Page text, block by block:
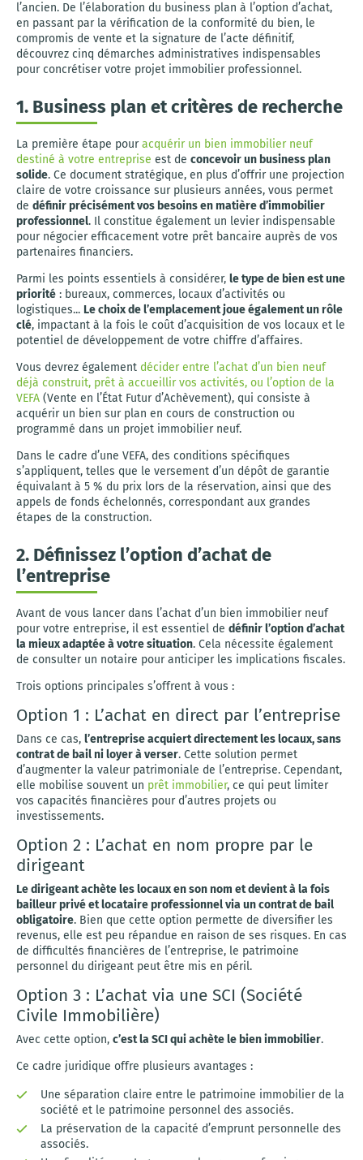
l’ancien. De l’élaboration du business plan à l’option d’achat,
en passant par la vérification de la conformité du bien, le
compromis de vente et la signature de l’acte définitif,
découvrez cinq démarches administratives indispensables
pour concrétiser votre projet immobilier professionnel.
1. Business plan et critères de recherche
La première étape pouracquérir un bien immobilier neuf
destiné à votre entreprise est de concevoir un business plan
solide. Ce document stratégique, en plus d’offrir une projection
claire de votre croissance sur plusieurs années, vous permet
de définir précisément vos besoins en matière d’immobilier
professionnel. Il constitue également un levier indispensable
pour négocier efficacement votre prêt bancaire auprès de vos
partenaires financiers.
Parmi les points essentiels à considérer, le type de bien est une
priorité : bureaux, commerces, locaux d’activités ou
logistiques... Le choix de l’emplacement joue également un rôle
clé, impactant à la fois le coût d’acquisition de vos locaux et le
potentiel de développement de votre chiffre d’affaires.
Vous devrez également décider entre l’achat d’un bien neuf
déjà construit, prêt à accueillir vos activités, ou l’option de la
VEFA (Vente en l’État Futur d’Achèvement), qui consiste à
acquérir un bien sur plan en cours de construction ou
programmé dans un projet immobilier neuf.
Dans le cadre d’une VEFA, des conditions spécifiques
s’appliquent, telles que le versement d’un dépôt de garantie
équivalant à 5 % du prix lors de la réservation, ainsi que des
appels de fonds échelonnés, correspondant aux grandes
étapes de la construction.
2. Définissez l’option d’achat de
l’entreprise
Avant de vous lancer dans l’achat d’un bien immobilier neuf
pour votre entreprise, il est essentiel de définir l’option d’achat
la mieux adaptée à votre situation. Cela nécessite également
de consulter un notaire pour anticiper les implications fiscales.
Trois options principales s’offrent à vous :
Option 1 : L’achat en direct par l’entreprise
Dans ce cas, l’entreprise acquiert directement les locaux, sans
contrat de bail ni loyer à verser. Cette solution permet
d’augmenter la valeur patrimoniale de l’entreprise. Cependant,
elle mobilise souvent un prêt immobilier, ce qui peut limiter
vos capacités financières pour d’autres projets ou
investissements.
Option 2 : L’achat en nom propre par le
dirigeant
Le dirigeant achète les locaux en son nom et devient à la fois
bailleur privé et locataire professionnel via un contrat de bail
obligatoire. Bien que cette option permette de diversifier les
revenus, elle est peu répandue en raison de ses risques. En cas
de difficultés financières de l’entreprise, le patrimoine
personnel du dirigeant peut être mis en péril.
Option 3 : L’achat via une SCI (Société
Civile Immobilière)
Avec cette option, c’est la SCI qui achète le bien immobilier.
Ce cadre juridique offre plusieurs avantages :
Une séparation claire entre le patrimoine immobilier de la
société et le patrimoine personnel des associés.
La préservation de la capacité d’emprunt personnelle des
associés.